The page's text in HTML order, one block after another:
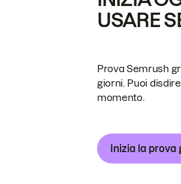
USARE
Prova Semrush
giorni. Puoi
momento.
Inizia la